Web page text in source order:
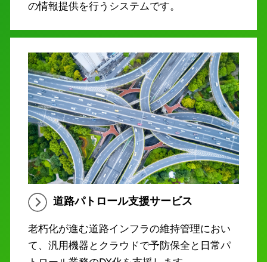
の情報提供を行うシステムです。
道路パトロール支援サービス
老朽化が進む道路インフラの維持管理におい
て、汎用機器とクラウドで予防保全と日常パ